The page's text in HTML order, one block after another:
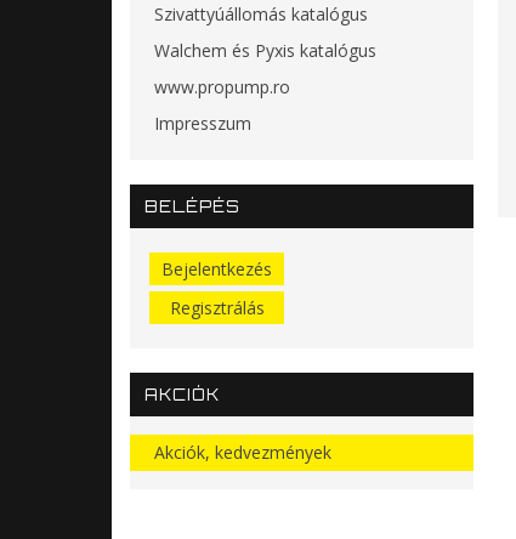
Szivattyúállomás katalógus
Walchem és Pyxis katalógus
www.propump.ro
Impresszum
BELÉPÉS
Bejelentkezés
Regisztrálás
AKCIÓK
Akciók, kedvezmények